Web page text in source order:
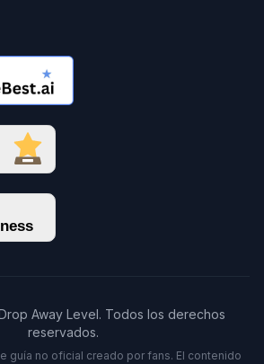
Away Level. Todos los derechos
reservados.
guía no oficial creado por fans. El contenido